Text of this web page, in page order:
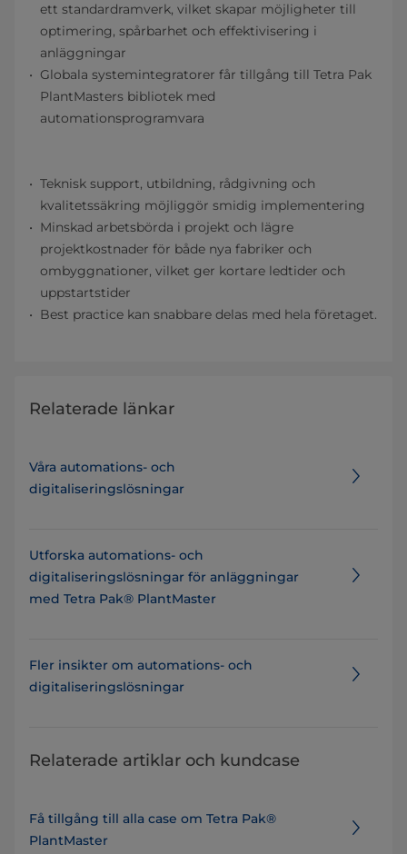
ett standardramverk, vilket skapar möjligheter till
optimering, spårbarhet och effektivisering i
anläggningar
Globala systemintegratorer får tillgång till Tetra Pak
PlantMasters bibliotek med
automationsprogramvara
Teknisk support, utbildning, rådgivning och
kvalitetssäkring möjliggör smidig implementering
Minskad arbetsbörda i projekt och lägre
projektkostnader för både nya fabriker och
ombyggnationer, vilket ger kortare ledtider och
uppstartstider
Best practice kan snabbare delas med hela företaget.
Relaterade länkar
Våra automations- och
digitaliseringslösningar
Utforska automations- och
digitaliseringslösningar för anläggningar
med Tetra Pak® PlantMaster
Fler insikter om automations- och
digitaliseringslösningar
Relaterade artiklar och kundcase
Få tillgång till alla case om Tetra Pak®
PlantMaster